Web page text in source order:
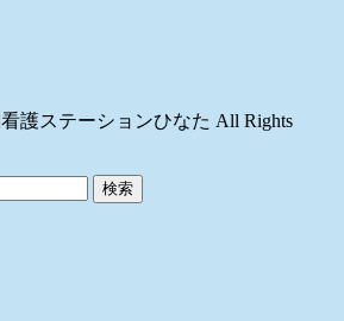
護ステーションひなた All Rights